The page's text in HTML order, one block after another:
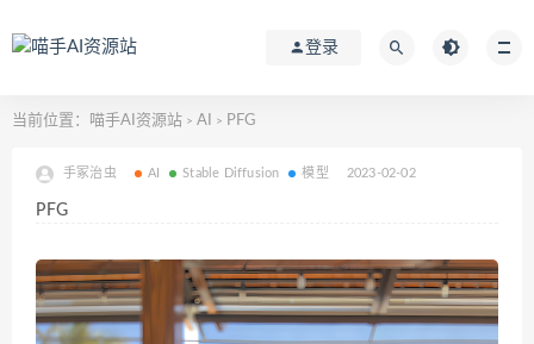
登录
当前位置： 喵手AI资源站 > AI > PFG
手冢治虫 AI Stable Diffusion 模型 2023-02-02
PFG